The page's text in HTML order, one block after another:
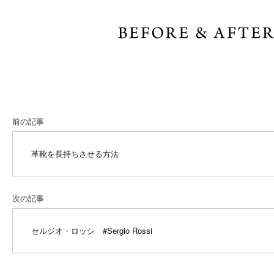
前の記事
革靴を長持ちさせる方法
次の記事
セルジオ・ロッシ #Sergio Rossi